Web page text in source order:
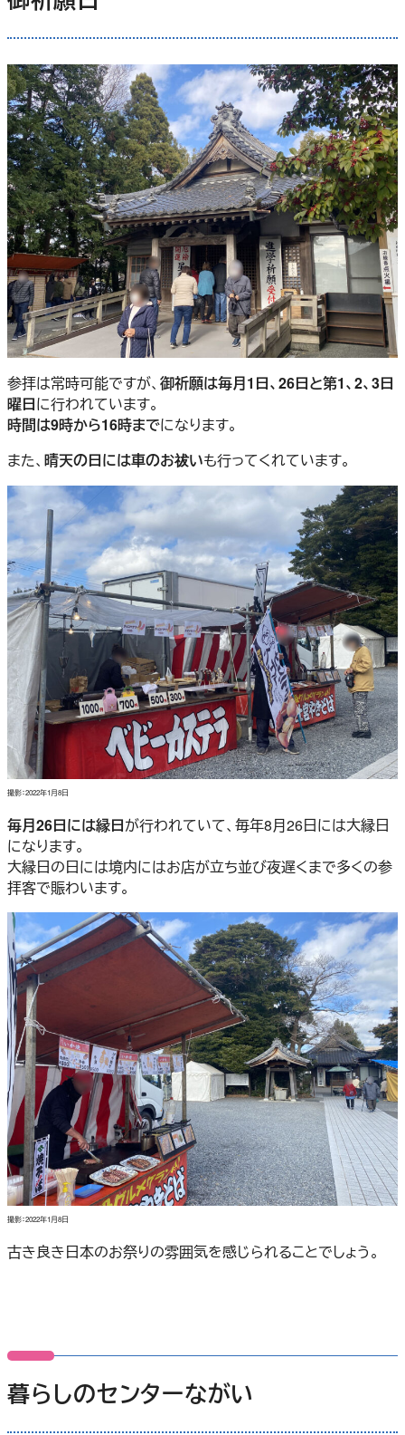
参拝は常時可能ですが、 御祈願は毎月1日、26日と第1、2、3日
曜日に行われています。
時間は9時から16時までになります。
また、 晴天の日には車のお祓いも行ってくれています。
撮影：2022年1月8日
毎月26日には縁日が行われていて、毎年8月26日には大縁日
になります。
大縁日の日には境内にはお店が立ち並び夜遅くまで多くの参
拝客で賑わいます。
撮影：2022年1月8日
古き良き日本のお祭りの雰囲気を感じられることでしょう。
暮らしのセンターながい